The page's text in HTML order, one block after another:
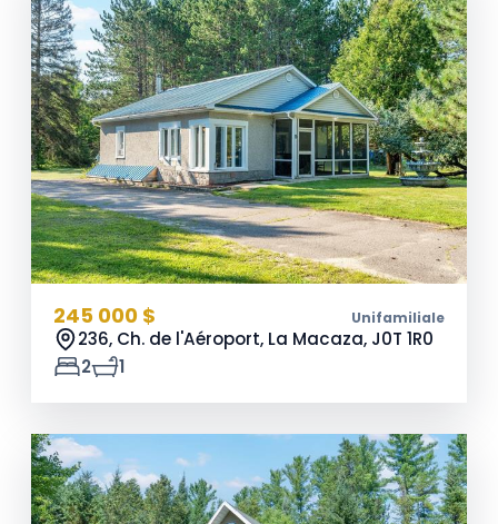
245 000 $ Unifamiliale
236, Ch. de l'Aéroport, La Macaza, J0T 1R0
2
1